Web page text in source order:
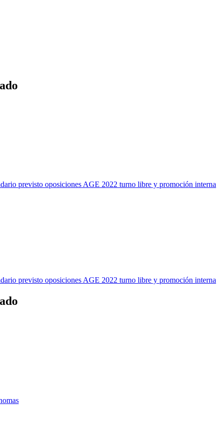
previsto oposiciones AGE 2022 turno libre y promoción interna
previsto oposiciones AGE 2022 turno libre y promoción interna